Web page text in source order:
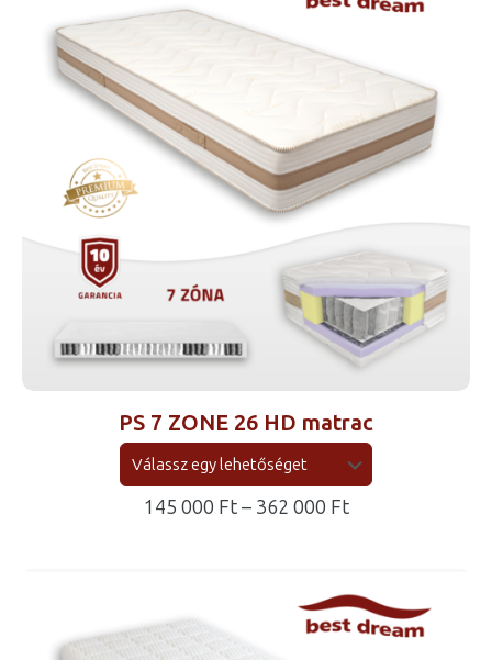
900 Ft
PS 7 ZONE 26 HD matrac
145 000 Ft – 362 000 FtÁrtartomány:
-
362
000 Ft